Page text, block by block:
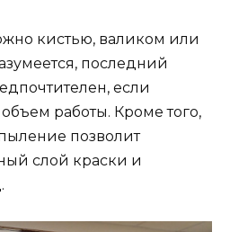
кистью, валиком или
последний
если
работы. Кроме того,
позволит
слой краски и